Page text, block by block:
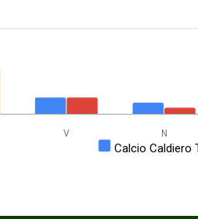
V N
Calcio Caldiero